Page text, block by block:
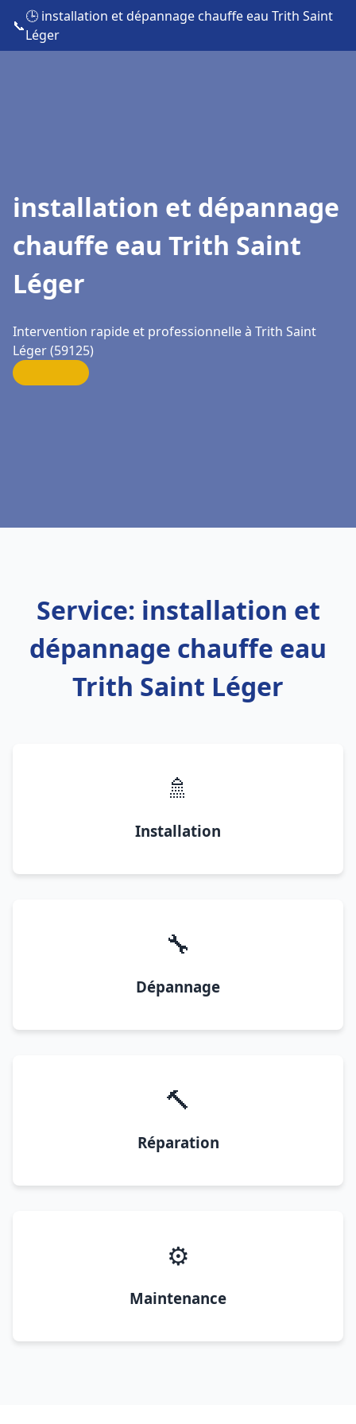
📞
🕒 installation et dépannage chauffe eau Trith Saint
Léger
installation et dépannage
chauffe eau Trith Saint
Léger
Intervention rapide et professionnelle à Trith Saint
Léger (59125)
Service: installation et
dépannage chauffe eau
Trith Saint Léger
🚿
Installation
🔧
Dépannage
🔨
Réparation
⚙️
Maintenance